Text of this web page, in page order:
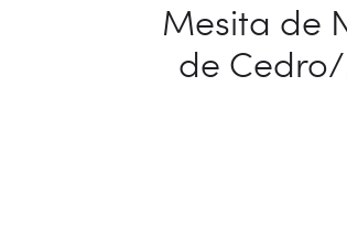
Mesita de
de